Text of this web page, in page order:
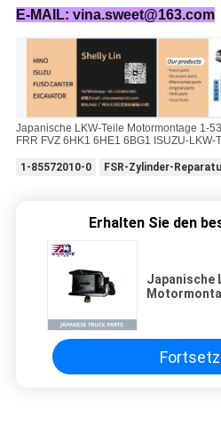
E-MAIL: vina.sweet@163.com
Japanische LKW-Teile Motormontage 1-
FRR FVZ 6HK1 6HE1 6BG1 ISUZU-LKW-
1-85572010-0 FSR-Zylinder-
Erhalten Sie den
Japanische